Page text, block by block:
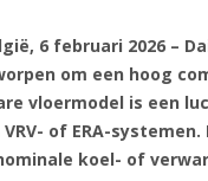
6 februari 2026 –
om een hoog
vloermodel is een
of ERA-
koel- of